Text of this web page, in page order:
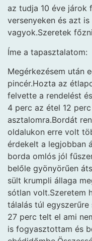
az tudja 10 éve járok
versenyeken és azt
vagyok.Szeretek
Íme a tapasztalatom:
Megérkezésem után
pincér.Hozta az
felvette a rendelést
4 perc az étel 12
asztalomra.Bordát
oldalukon erre volt
érdekelt a legjobban
borda omlós jól
belőle gyönyörűen
sült krumpli állaga
sótlan volt.Szeretem
tálalás túl
27 perc telt el ami
is fogyasztottam és